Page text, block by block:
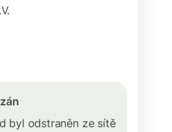
byl odstraněn ze sítě